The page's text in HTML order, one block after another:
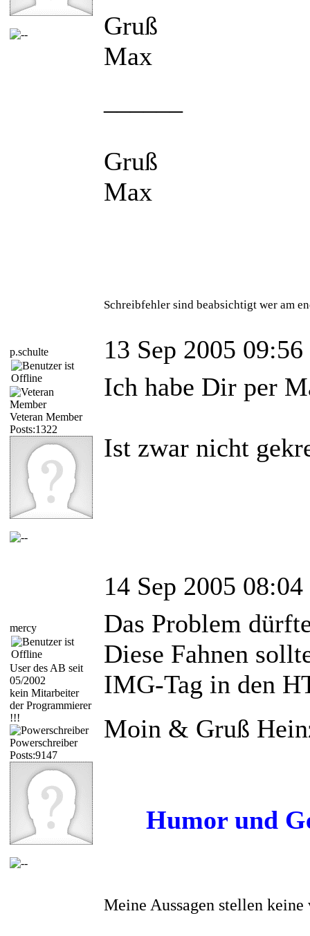
Gruß
Max
Gruß
Max
Schreibfehler sind beabsichtigt wer am
p.schulte
Veteran Member
Posts:1322
13 Sep 2005 09:56
Ich habe Dir per
Ist zwar nicht
mercy
User des AB seit
05/2002
kein Mitarbeiter
der Programmierer
!!!
Powerschreiber
Posts:9147
14 Sep 2005 08:04
Das Problem
Diese Fahnen
IMG-Tag in den
Moin & Gruß
Humor und
Meine Aussagen stellen